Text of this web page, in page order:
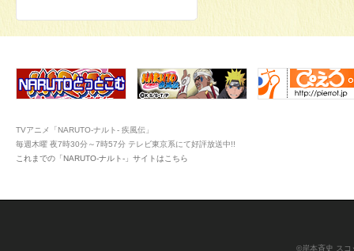
TVアニメ「NARUTO-ナルト- 疾風伝」
毎週木曜 夜7時30分～7時57分 テレビ東京系にて好評放送中!!
これまでの「NARUTO-ナルト-」サイトはこちら
©岸本斉史 スコ